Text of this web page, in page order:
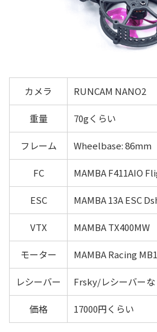
カメラ RUNCAM NANO2
重量 70gくらい
フレーム Wheelbase: 86mm
FC MAMBA F411AIO
ESC MAMBA 13A ESC
VTX MAMBA TX400MW
モーター MAMBA Racing
レシーバー Frsky/レシーバー
価格 17000円くらい